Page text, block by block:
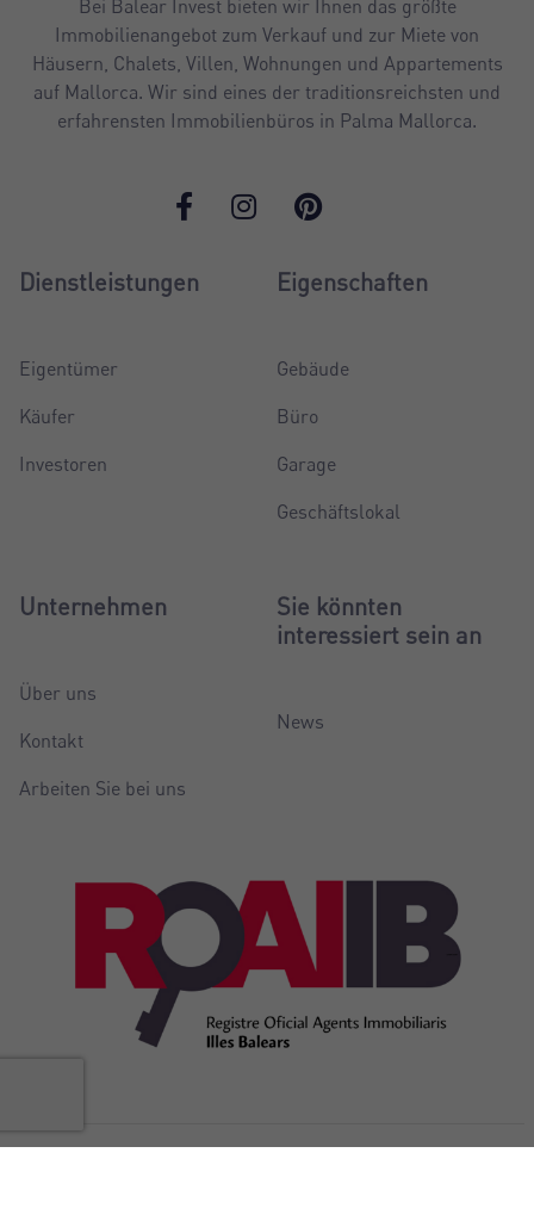
Bei Balear Invest bieten wir Ihnen das größte
Immobilienangebot zum Verkauf und zur Miete von
Häusern, Chalets, Villen, Wohnungen und Appartements
auf Mallorca. Wir sind eines der traditionsreichsten und
erfahrensten Immobilienbüros in Palma Mallorca.
Dienstleistungen
Eigentümer
Käufer
Investoren
Eigenschaften
Gebäude
Büro
Garage
Geschäftslokal
Unternehmen
Über uns
Kontakt
Arbeiten Sie bei uns
Sie könnten
interessiert sein an
News